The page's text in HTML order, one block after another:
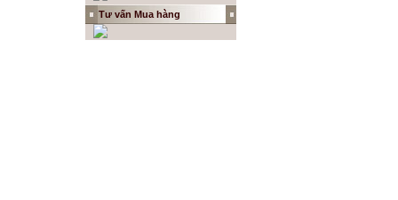
Tư vấn Mua hàng